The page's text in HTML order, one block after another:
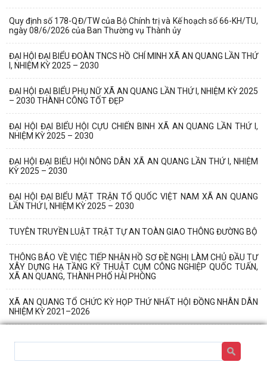
Quy định số 178-QĐ/TW của Bộ Chính trị và Kế hoạch số 66-KH/TU,
ngày 08/6/2026 của Ban Thường vụ Thành ủy
ĐẠI HỘI ĐẠI BIỂU ĐOÀN TNCS HỒ CHÍ MINH XÃ AN QUANG LẦN THỨ
I, NHIỆM KỲ 2025 – 2030
ĐẠI HỘI ĐẠI BIỂU PHỤ NỮ XÃ AN QUANG LẦN THỨ I, NHIỆM KỲ 2025
– 2030 THÀNH CÔNG TỐT ĐẸP
ĐẠI HỘI ĐẠI BIỂU HỘI CỰU CHIẾN BINH XÃ AN QUANG LẦN THỨ I,
NHIỆM KỲ 2025 – 2030
ĐẠI HỘI ĐẠI BIỂU HỘI NÔNG DÂN XÃ AN QUANG LẦN THỨ I, NHIỆM
KỲ 2025 – 2030
ĐẠI HỘI ĐẠI BIỂU MẶT TRẬN TỔ QUỐC VIỆT NAM XÃ AN QUANG
LẦN THỨ I, NHIỆM KỲ 2025 – 2030
TUYÊN TRUYỀN LUẬT TRẬT TỰ AN TOÀN GIAO THÔNG ĐƯỜNG BỘ
THÔNG BÁO VỀ VIỆC TIẾP NHẬN HỒ SƠ ĐỀ NGHỊ LÀM CHỦ ĐẦU TƯ
XÂY DỰNG HẠ TẦNG KỸ THUẬT CỤM CÔNG NGHIỆP QUỐC TUẤN,
XÃ AN QUANG, THÀNH PHỐ HẢI PHÒNG
XÃ AN QUANG TỔ CHỨC KỲ HỌP THỨ NHẤT HỘI ĐỒNG NHÂN DÂN
NHIỆM KỲ 2021–2026